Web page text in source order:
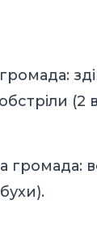
(2
громада: